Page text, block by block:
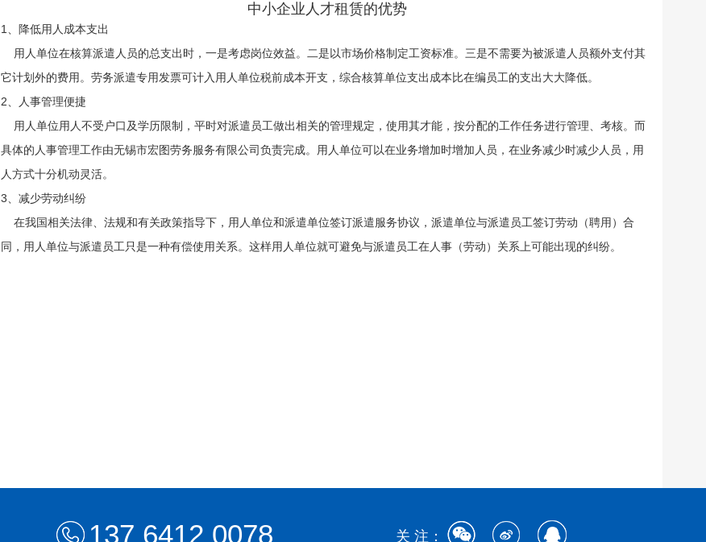
中小企业人才租赁的优势
1、降低用人成本支出
用人单位在核算派遣人员的总支出时，一是考虑岗位效益。二是以市场价格制定工资标准。三是不需要为被派遣人员额外支付其
它计划外的费用。劳务派遣专用发票可计入用人单位税前成本开支，综合核算单位支出成本比在编员工的支出大大降低。
2、人事管理便捷
用人单位用人不受户口及学历限制，平时对派遣员工做出相关的管理规定，使用其才能，按分配的工作任务进行管理、考核。而
具体的人事管理工作由无锡市宏图劳务服务有限公司负责完成。用人单位可以在业务增加时增加人员，在业务减少时减少人员，用
人方式十分机动灵活。
3、减少劳动纠纷
在我国相关法律、法规和有关政策指导下，用人单位和派遣单位签订派遣服务协议，派遣单位与派遣员工签订劳动（聘用）合
同，用人单位与派遣员工只是一种有偿使用关系。这样用人单位就可避免与派遣员工在人事（劳动）关系上可能出现的纠纷。
137 6412 0078 关 注：